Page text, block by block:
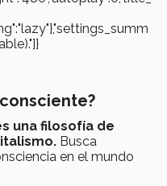
una filosofía de
Busca
en el mundo